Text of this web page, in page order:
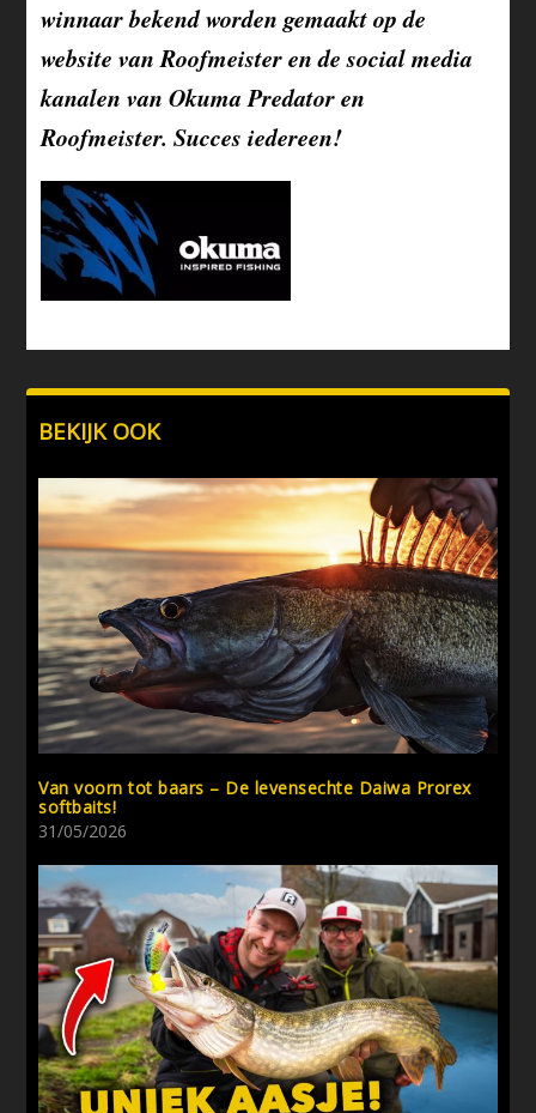
winnaar bekend worden gemaakt op de
website van Roofmeister en de social media
kanalen van Okuma Predator en
Roofmeister. Succes iedereen!
BEKIJK OOK
Van voorn tot baars – De levensechte Daiwa Prorex
softbaits!
31/05/2026